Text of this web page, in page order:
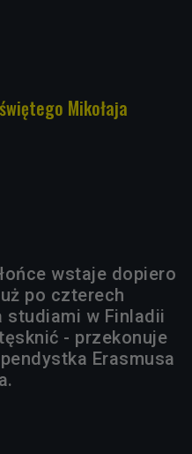
Mikołaja
wstaje dopiero
po czterech
studiami w Finladii
- przekonuje
Erasmusa